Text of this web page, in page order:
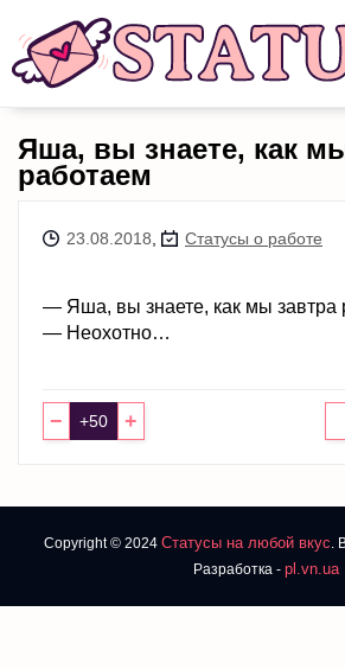
Яша, вы знаете, как
работаем
23.08.2018 Статусы о работе
— Яша, вы знаете, как мы завтра
— Неохотно…
− +
Copyright © 2024 Статусы на любой вкус.
Разработка - pl.vn.ua